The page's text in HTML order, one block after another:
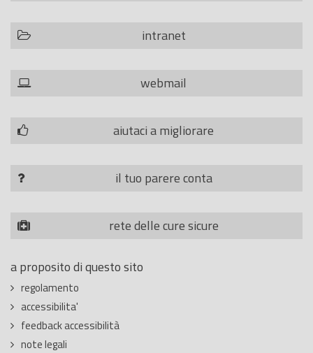
intranet
webmail
aiutaci a migliorare
il tuo parere conta
rete delle cure sicure
a proposito di questo sito
regolamento
accessibilita'
feedback accessibilità
note legali